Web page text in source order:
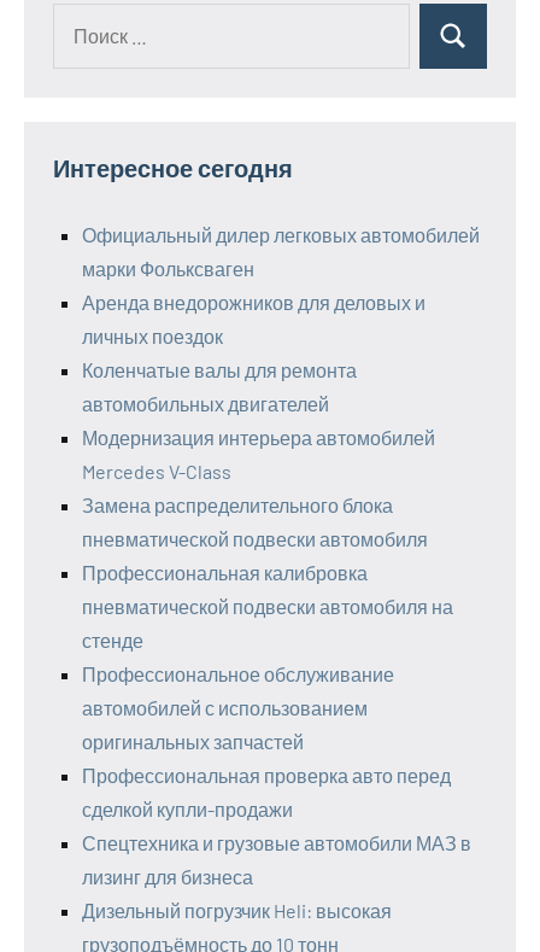
Поиск
Интересное сегодня
Официальный дилер легковых автомобилей
марки Фольксваген
Аренда внедорожников для деловых и
личных поездок
Коленчатые валы для ремонта
автомобильных двигателей
Модернизация интерьера автомобилей
Mercedes V-Class
Замена распределительного блока
пневматической подвески автомобиля
Профессиональная калибровка
пневматической подвески автомобиля на
стенде
Профессиональное обслуживание
автомобилей с использованием
оригинальных запчастей
Профессиональная проверка авто перед
сделкой купли-продажи
Спецтехника и грузовые автомобили МАЗ в
лизинг для бизнеса
Дизельный погрузчик Heli: высокая
грузоподъёмность до 10 тонн